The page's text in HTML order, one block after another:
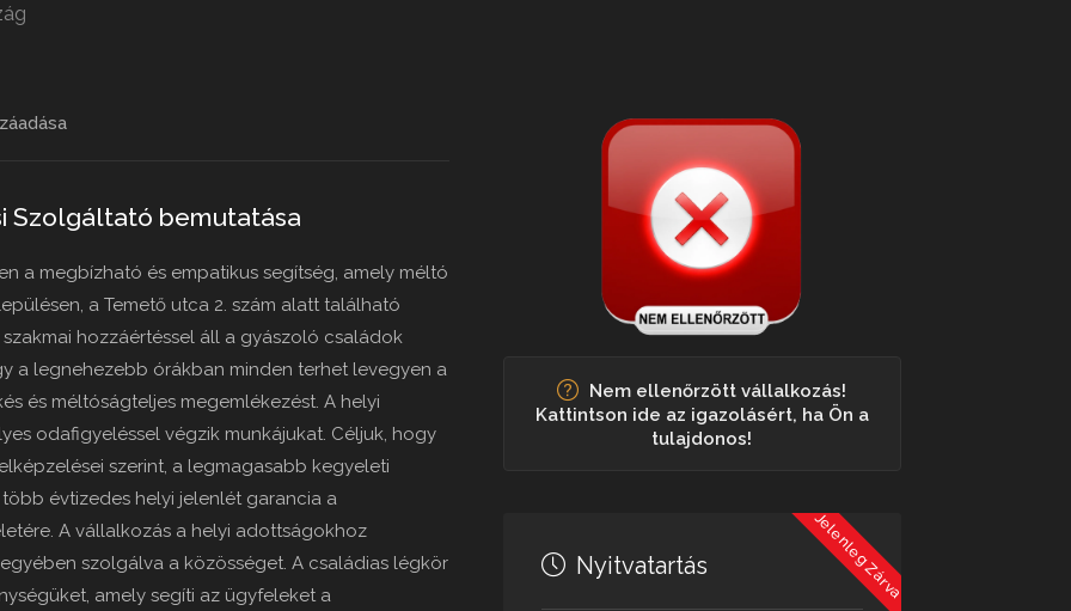
Szolgáltató bemutatása
a megbízható és empatikus segítség, amely méltó
a Temető utca 2. szám alatt található
hozzáértéssel áll a gyászoló családok
a legnehezebb órákban minden terhet levegyen a
és méltóságteljes megemlékezést. A helyi
odafigyeléssel végzik munkájukat. Céljuk, hogy
szerint, a legmagasabb kegyeleti
évtizedes helyi jelenlét garancia a
A vállalkozás a helyi adottságokhoz
szolgálva a közösséget. A családias légkör
amely segíti az ügyfeleket a
Nem ellenőrzött vállalkozás!
Kattintson ide az igazolásért, ha Ön a
tulajdonos!
Jelenleg Zárva
Nyitvatartás